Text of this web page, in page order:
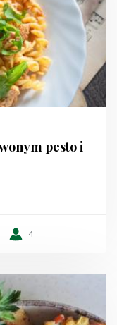
pesto i
4